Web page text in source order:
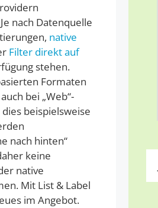
nach Datenquelle
native
Filter direkt auf
stehen.
Formaten
bei „Web“-
dies beispielsweise
nach hinten“
keine
native
Mit List & Label
im Angebot.